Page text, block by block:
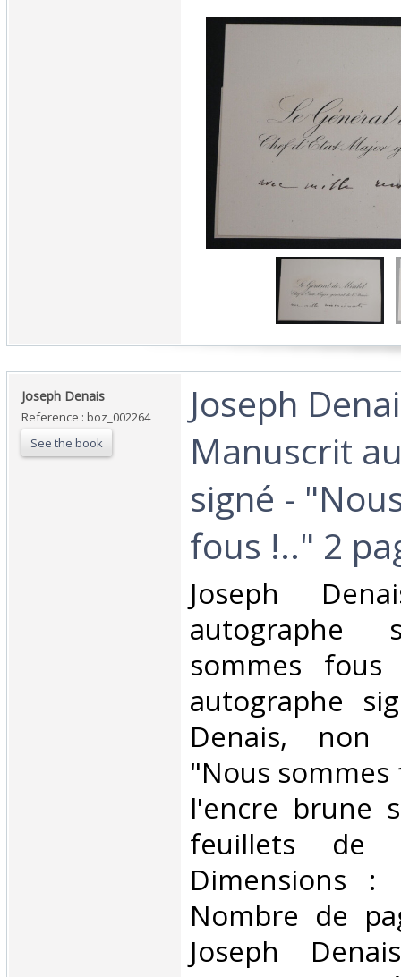
‎Joseph Denais‎
Reference : boz_002264
See the book
‎Joseph
Manuscrit
signé -
fous !.." 2
‎Joseph
autographe
sommes
autographe
Denais, non
"Nous
l'encre brune
feuillets de
Dimensions
Nombre de
Joseph